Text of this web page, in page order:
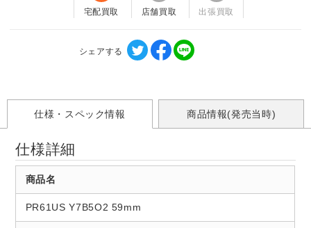
宅配買取 店舗買取 出張買取
シェアする
仕様・スペック情報 商品情報(発売当時)
仕様詳細
商品名
PR61US Y7B5O2 59mm